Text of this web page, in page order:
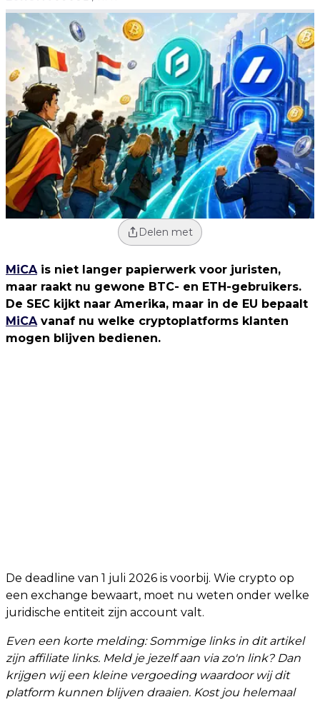
Delen met
MiCAis niet langer papierwerk voor juristen,
maar raakt nu gewone BTC- en ETH-gebruikers.
De SEC kijkt naar Amerika, maar in de EU bepaalt
MiCAvanaf nu welke cryptoplatforms klanten
mogen blijven bedienen.
De deadline van 1 juli 2026 is voorbij. Wie crypto op
een exchange bewaart, moet nu weten onder welke
juridische entiteit zijn account valt.
Even een korte melding: Sommige links in dit artikel
zijn affiliate links. Meld je jezelf aan via zo'n link? Dan
krijgen wij een kleine vergoeding waardoor wij dit
platform kunnen blijven draaien. Kost jou helemaal